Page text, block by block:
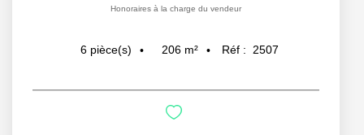
Honoraires à la charge du vendeur
6 pièce(s) 206 m² Réf : 2507